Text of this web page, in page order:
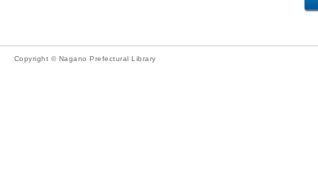
Copyright © Nagano Prefectural Library